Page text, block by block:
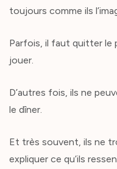
toujours comme ils
Parfois, il faut quitter le
jouer.
D’autres fois, ils ne
le dîner.
Et très souvent, ils ne
expliquer ce qu’ils